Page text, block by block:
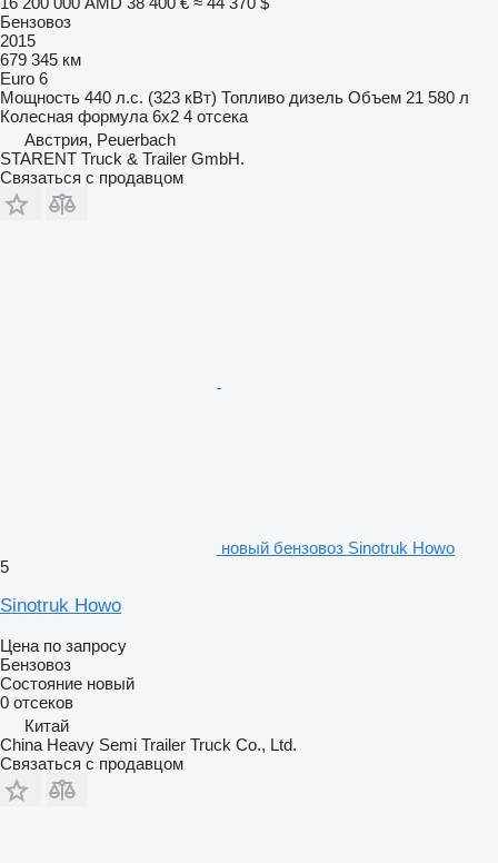
Бензовоз
2015
679 345 км
Euro 6
Мощность 440 л.с. (323 кВт) Топливо дизель Объем 21 580 л
Колесная формула 6x2 4 отсека
Австрия, Peuerbach
STARENT Truck & Trailer GmbH.
Связаться с продавцом
новый бензовоз Sinotruk Howo
5
Sinotruk Howo
Цена по запросу
Бензовоз
Состояние новый
0 отсеков
Китай
China Heavy Semi Trailer Truck Co., Ltd.
Связаться с продавцом